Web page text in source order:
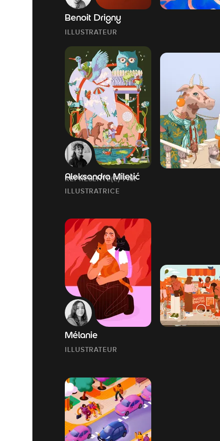
Benoit Drigny
ILLUSTRATEUR
Aleksandra Miletić
ILLUSTRATRICE
REPRESENTÉ(E) PAR
Mélanie
ILLUSTRATEUR